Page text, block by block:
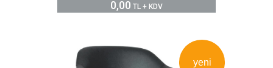
0,00 TL + KDV
yeni